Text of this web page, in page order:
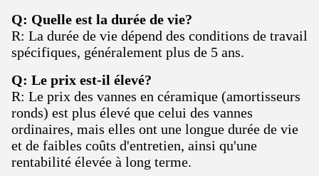
Q: Quelle est la durée de vie?
R: La durée de vie dépend des conditions de travail
spécifiques, généralement plus de 5 ans.
Q: Le prix est-il élevé?
R: Le prix des vannes en céramique (amortisseurs
ronds) est plus élevé que celui des vannes
ordinaires, mais elles ont une longue durée de vie
et de faibles coûts d'entretien, ainsi qu'une
rentabilité élevée à long terme.